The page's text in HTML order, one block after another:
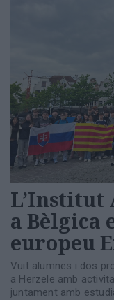
L’Institut
a Bèlgica
europeu
Vuit alumnes i dos
a Herzele amb
juntament amb